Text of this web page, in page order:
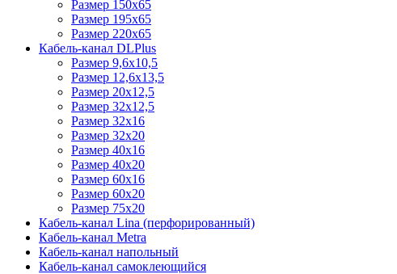
Размер 150х65
Размер 195х65
Размер 220х65
Кабель-канал DLPlus
Размер 9,6х10,5
Размер 12,6х13,5
Размер 20х12,5
Размер 32х12,5
Размер 32х16
Размер 32х20
Размер 40х16
Размер 40х20
Размер 60х16
Размер 60х20
Размер 75х20
Кабель-канал Lina (перфорированный)
Кабель-канал Metra
Кабель-канал напольный
Кабель-канал самоклеющийся